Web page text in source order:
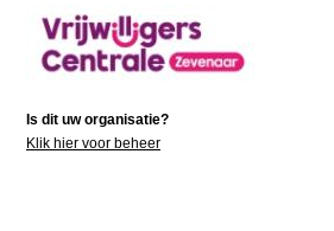
Is dit uw organisatie?
Klik hier voor beheer